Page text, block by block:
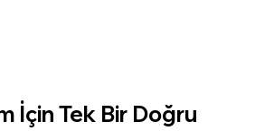
İçin Tek Bir Doğru